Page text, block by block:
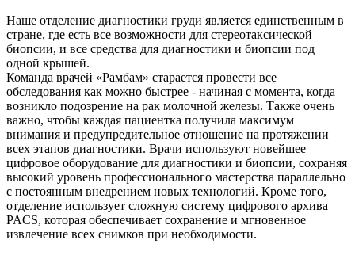
Наше отделение диагностики груди является единственным в
стране, где есть все возможности для стереотаксической
биопсии, и все средства для диагностики и биопсии под
одной крышей.
Команда врачей «Рамбам» старается провести все
обследования как можно быстрее - начиная с момента, когда
возникло подозрение на рак молочной железы. Также очень
важно, чтобы каждая пациентка получила максимум
внимания и предупредительное отношение на протяжении
всех этапов диагностики. Врачи используют новейшее
цифровое оборудование для диагностики и биопсии, сохраняя
высокий уровень профессионального мастерства параллельно
с постоянным внедрением новых технологий. Кроме того,
отделение использует сложную систему цифрового архива
PACS, которая обеспечивает сохранение и мгновенное
извлечение всех снимков при необходимости.